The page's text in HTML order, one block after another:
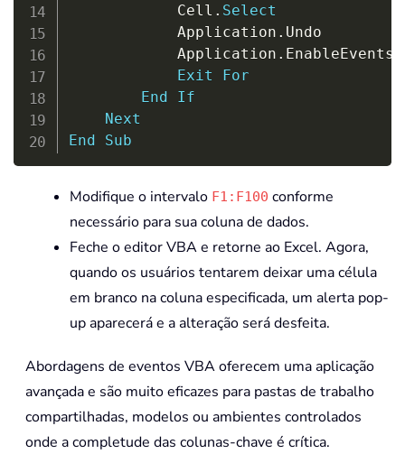
            Cell
. Select
            Application
. Undo
            Application
. EnableEvents
Exit
For
End
If
Next
End
Sub
Modifique o intervalo F1:F100 conforme
necessário para sua coluna de dados.
Feche o editor VBA e retorne ao Excel. Agora,
quando os usuários tentarem deixar uma célula
em branco na coluna especificada, um alerta pop-
up aparecerá e a alteração será desfeita.
Abordagens de eventos VBA oferecem uma aplicação
avançada e são muito eficazes para pastas de trabalho
compartilhadas, modelos ou ambientes controlados
onde a completude das colunas-chave é crítica.